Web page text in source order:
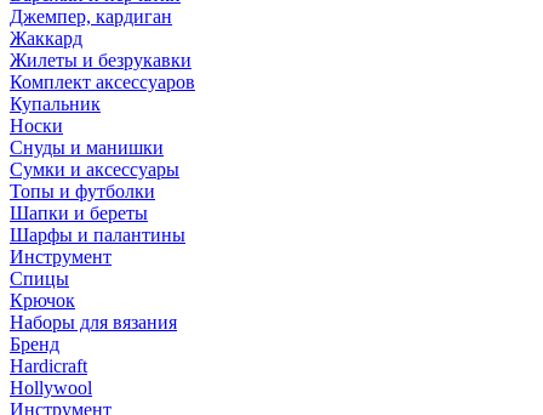
Джемпер, кардиган
Жаккард
Жилеты и безрукавки
Комплект аксессуаров
Купальник
Носки
Снуды и манишки
Сумки и аксессуары
Топы и футболки
Шапки и береты
Шарфы и палантины
Инструмент
Спицы
Крючок
Наборы для вязания
Бренд
Hardicraft
Hollywool
Инструмент